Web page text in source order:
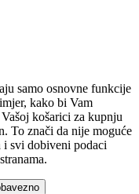
samo osnovne funkcije
kako bi Vam
košarici za kupnju
To znači da nije moguće
svi dobiveni podaci